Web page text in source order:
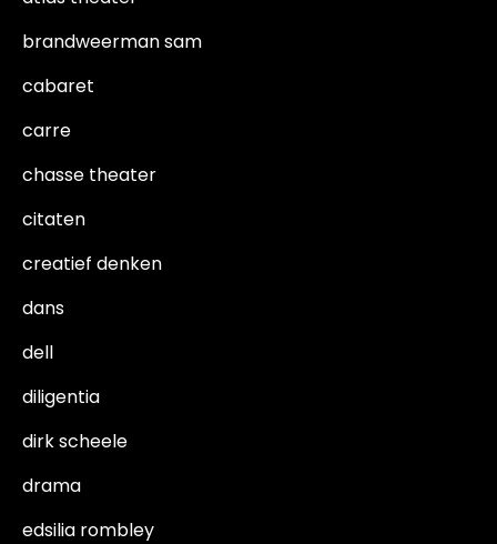
brandweerman sam
cabaret
carre
chasse theater
citaten
creatief denken
dans
dell
diligentia
dirk scheele
drama
edsilia rombley